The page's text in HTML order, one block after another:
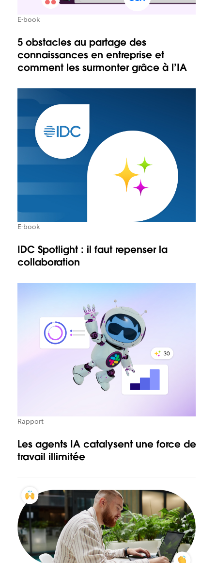
E-book
5 obstacles au partage des
connaissances en entreprise et
comment les surmonter grâce à l’IA
E-book
IDC Spotlight : il faut repenser la
collaboration
Rapport
Les agents IA catalysent une force de
travail illimitée